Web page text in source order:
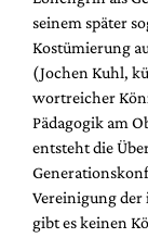
seinem später
Kostümierung
(Jochen Kuhl,
wortreicher
Pädagogik am
entsteht die
Vereinigung der
gibt es keinen